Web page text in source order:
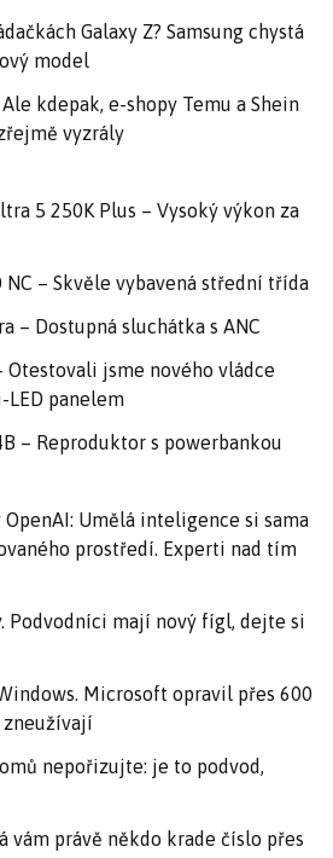
Galaxy Z? Samsung chystá
model
kdepak, e-shopy Temu a Shein
vyzrály
5 250K Plus – Vysoký výkon za
NC – Skvěle vybavená střední třída
– Dostupná sluchátka s ANC
Otestovali jsme nového vládce
LED panelem
– Reproduktor s powerbankou
Umělá inteligence si sama
prostředí. Experti nad tím
Podvodníci mají nový fígl, dejte si
Microsoft opravil přes 600
zneužívají
nepořizujte: je to podvod,
vám právě někdo krade číslo přes